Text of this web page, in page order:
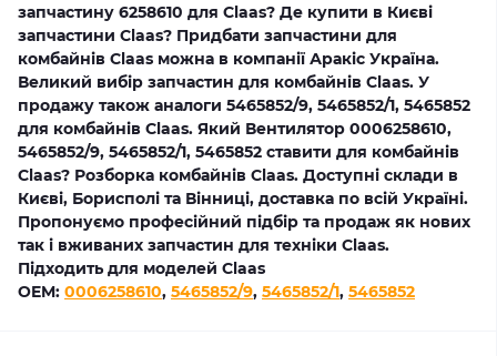
запчастину 6258610 для Claas? Де купити в Києві
запчастини Claas? Придбати запчастини для
комбайнів Claas можна в компанії Аракіс Україна.
Великий вибір запчастин для комбайнів Claas. У
продажу також аналоги 5465852/9, 5465852/1, 5465852
для комбайнів Claas. Який Вентилятор 0006258610,
5465852/9, 5465852/1, 5465852 ставити для комбайнів
Claas? Розборка комбайнів Claas. Доступні склади в
Києві, Борисполі та Вінниці, доставка по всій Україні.
Пропонуємо професійний підбір та продаж як нових
так і вживаних запчастин для техніки Claas.
Підходить для моделей Claas
OEM: 0006258610, 5465852/9, 5465852/1, 5465852